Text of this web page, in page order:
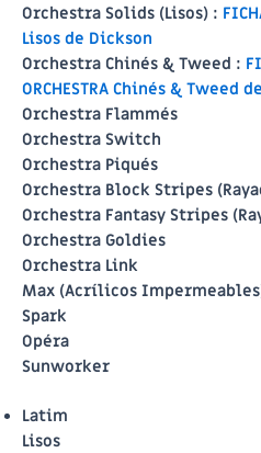
Orchestra Solids (Lisos) :
Lisos de Dickson
Orchestra Chinés & Tweed :
ORCHESTRA Chinés & Tweed
Orchestra Flammés
Orchestra Switch
Orchestra Piqués
Orchestra Block Stripes
Orchestra Fantasy Stripes
Orchestra Goldies
Orchestra Link
Max (Acrílicos
Spark
Opéra
Sunworker
Latim
Lisos